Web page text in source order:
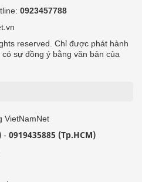
0923457788
reserved. Chỉ được phát hành
sự đồng ý bằng văn bản của
VietNamNet
- 0919435885 (Tp.HCM)